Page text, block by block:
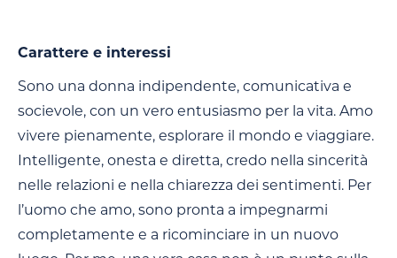
Carattere e interessi
Sono una donna indipendente, comunicativa e
socievole, con un vero entusiasmo per la vita. Amo
vivere pienamente, esplorare il mondo e viaggiare.
Intelligente, onesta e diretta, credo nella sincerità
nelle relazioni e nella chiarezza dei sentimenti. Per
l’uomo che amo, sono pronta a impegnarmi
completamente e a ricominciare in un nuovo